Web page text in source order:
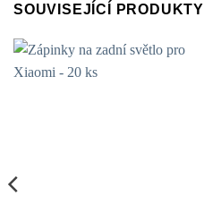
SOUVISEJÍCÍ PRODUKTY